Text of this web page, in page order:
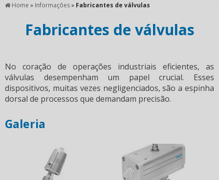
Home » Informações» Fabricantes de válvulas
Fabricantes de válvulas
No coração de operações industriais eficientes, as
válvulas desempenham um papel crucial. Esses
dispositivos, muitas vezes negligenciados, são a espinha
dorsal de processos que demandam precisão.
Galeria